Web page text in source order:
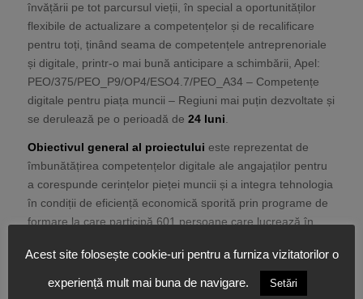
învățării pe tot parcursul vieții, în special a oportunităților
flexibile de actualizare a competențelor și de recalificare
pentru toți, ținând seama de competențele antreprenoriale
și digitale, printr-o mai bună anticipare a schimbării, Apel:
PEO/375/PEO_P9/OP4/ESO4.7/PEO_A34 – Competențe
digitale pentru piața muncii – Regiuni mai puțin dezvoltate și
se derulează pe o perioadă de 24 luni.
Obiectivul general al proiectului este reprezentat de
îmbunătățirea competențelor digitale ale angajaților pentru
a corespunde cerințelor pieței muncii și a integra tehnologia
în condiții de eficiență economică sporită prin programe de
formare la care participă 601 persoane care lucrează în
contau în:
Acest site folosește cookie-uri pentru a furniza vizitatorilor o
experiență mult mai buna de navigare. Setări